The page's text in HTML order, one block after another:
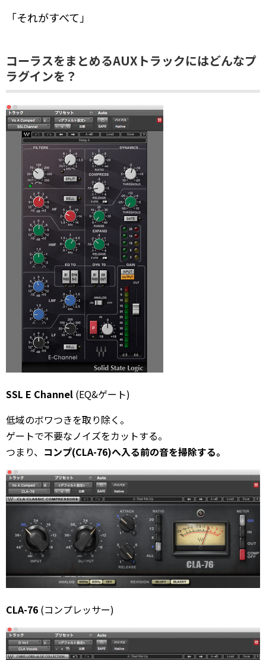
「それがすべて」
コーラスをまとめるAUXトラックにはどんなプ
ラグインを？
SSL E Channel (EQ&ゲート)
低域のボワつきを取り除く。
ゲートで不要なノイズをカットする。
つまり、 コンプ(CLA-76)へ入る前の音を掃除する。
CLA-76 (コンプレッサー)